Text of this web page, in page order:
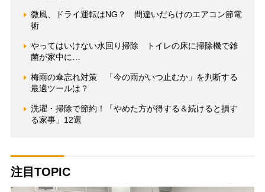
微風、ドライ運転はNG？ 間違いだらけのエアコン節電
術
やってはいけない水回り掃除 トイレの床に掃除機で雑
菌が家中に…
梅雨の傘忘れ対策 「今の雨がいつ止むか」を判断する
最適ツールは？
洗濯・掃除で節約！「やめた方が得する＆続けると損す
る家事」12選
注目TOPIC